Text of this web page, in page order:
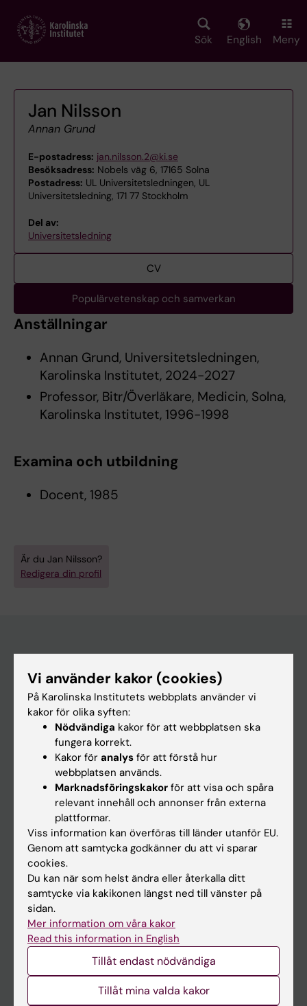
main
Sök English Meny
Jan Nilsson
Annan Grund
E-postadress: jan.nilsson.2@ki.se
Besöksadress: Nobels väg 6, 17165 Solna
Postadress: UL Universitetsledningen, UL
Universitetsledning, 171 77 Stockholm
Del av:
Universitetsledning
CV
Populärvetenskap och samverkan
Anställningar
Annan Grund, Universitetsledningen,
Karolinska Institutet, 2024-2027
Professor, Bitr/Överläkare, Medicin, Solna,
Karolinska Institutet, 1996-1998
Examina och utbildning
Docent, 1985
Är du Jan Nilsson?
Redigera din profil
Utbildning
Forskarutbildning
Forskning
Nyheter
Kalender
Student
Ladok
Canvas
Schema
Studentmejlen
Kurs- och programwebbar
Vi använder kakor (cookies)
På Karolinska Institutets webbplats använder vi
kakor för olika syften:
Nödvändiga kakor för att webbplatsen ska
fungera korrekt.
Kakor för analys för att förstå hur
webbplatsen används.
Marknadsföringskakor för att visa och spåra
relevant innehåll och annonser från externa
plattformar.
Viss information kan överföras till länder utanför EU.
Genom att samtycka godkänner du att vi sparar
cookies.
Du kan när som helst ändra eller återkalla ditt
samtycke via kakikonen längst ned till vänster på
sidan.
Mer information om våra kakor
Read this information in English
Tillåt endast nödvändiga
Tillåt mina valda kakor